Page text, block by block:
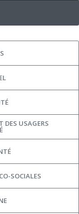
DES USAGERS
SOCIALES